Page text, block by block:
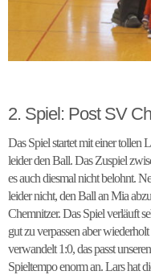
2. Spiel: Post SV
Das Spiel startet mit einer tollen
leider den Ball. Das Zuspiel
es auch diesmal nicht belohnt.
leider nicht, den Ball an Mia
Chemnitzer. Das Spiel verläuft
gut zu verpassen aber
verwandelt 1:0, das passt
Spieltempo enorm an. Lars hat